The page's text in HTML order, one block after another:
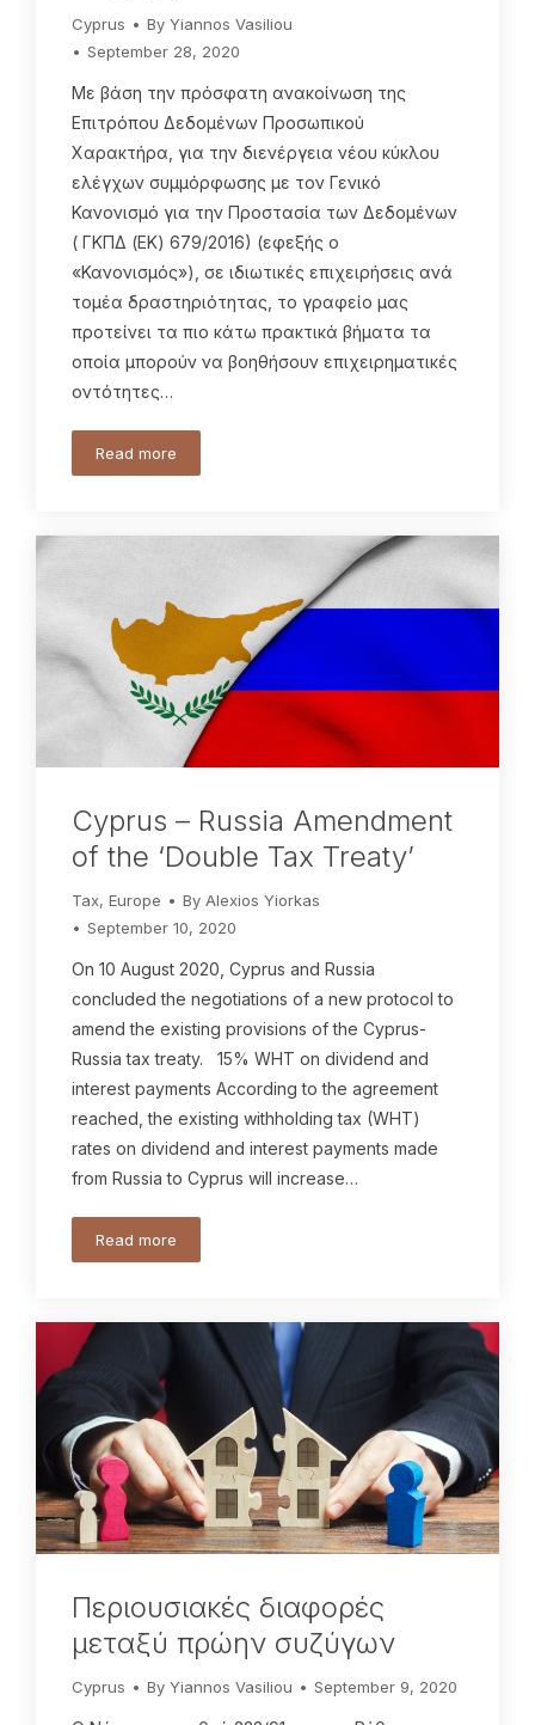
Cyprus By Yiannos Vasiliou
September 28, 2020
Με βάση την πρόσφατη ανακοίνωση της
Επιτρόπου Δεδομένων Προσωπικού
Χαρακτήρα, για την διενέργεια νέου κύκλου
ελέγχων συμμόρφωσης με τον Γενικό
Κανονισμό για την Προστασία των Δεδομένων
( ΓΚΠΔ (ΕΚ) 679/2016) (εφεξής ο
«Κανονισμός»), σε ιδιωτικές επιχειρήσεις ανά
τομέα δραστηριότητας, το γραφείο μας
προτείνει τα πιο κάτω πρακτικά βήματα τα
οποία μπορούν να βοηθήσουν επιχειρηματικές
οντότητες…
Read more
Cyprus – Russia Amendment
of the ‘Double Tax Treaty’
Tax, Europe By Alexios Yiorkas
September 10, 2020
On 10 August 2020, Cyprus and Russia
concluded the negotiations of a new protocol to
amend the existing provisions of the Cyprus-
Russia tax treaty. 15% WHT on dividend and
interest payments According to the agreement
reached, the existing withholding tax (WHT)
rates on dividend and interest payments made
from Russia to Cyprus will increase…
Read more
Περιουσιακές διαφορές
μεταξύ πρώην συζύγων
Cyprus By Yiannos Vasiliou September 9, 2020